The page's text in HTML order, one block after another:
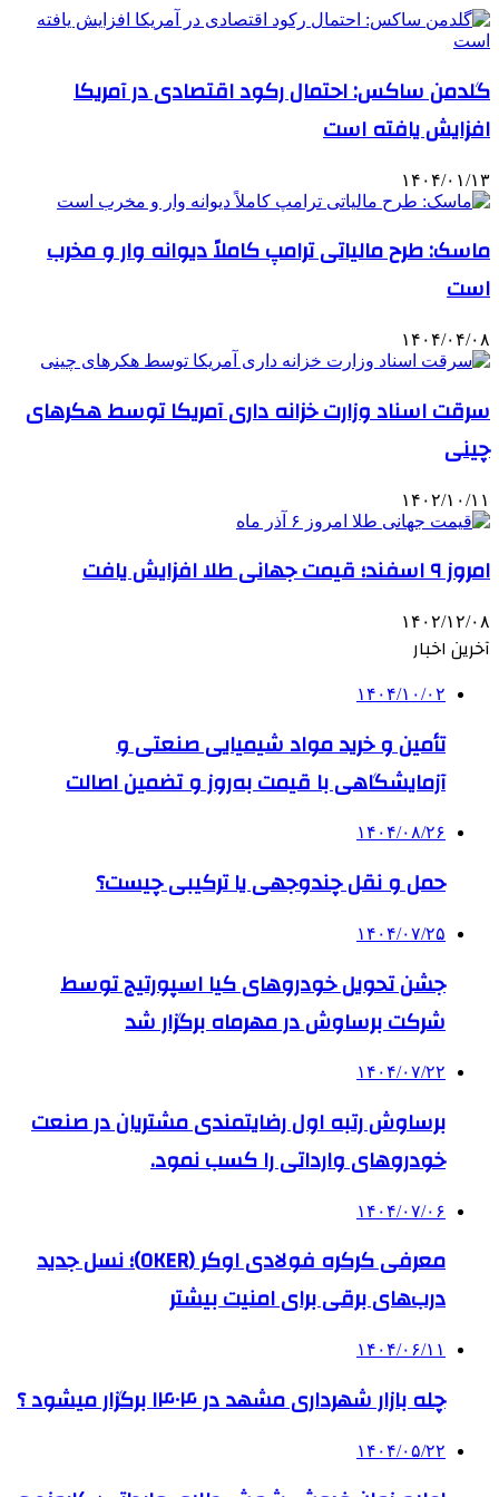
گلدمن ساکس: احتمال رکود اقتصادی در آمریکا
افزایش یافته است
۱۴۰۴/۰۱/۱۳
ماسک: طرح مالیاتی ترامپ کاملاً دیوانه وار و مخرب
است
۱۴۰۴/۰۴/۰۸
سرقت اسناد وزارت خزانه داری آمریکا توسط هکرهای
چینی
۱۴۰۲/۱۰/۱۱
امروز ۹ اسفند؛ قیمت جهانی طلا افزایش یافت
۱۴۰۲/۱۲/۰۸
آخرین اخبار
۱۴۰۴/۱۰/۰۲
تأمین و خرید مواد شیمیایی صنعتی و
آزمایشگاهی با قیمت به‌روز و تضمین اصالت
۱۴۰۴/۰۸/۲۶
حمل و نقل چندوجهی یا ترکیبی چیست؟
۱۴۰۴/۰۷/۲۵
جشن تحویل خودروهای کیا اسپورتیج توسط
شرکت برساوش در مهرماه برگزار شد
۱۴۰۴/۰۷/۲۲
برساوش رتبه اول رضایتمندی مشتریان در صنعت
خودروهای وارداتی را کسب نمود.
۱۴۰۴/۰۷/۰۶
معرفی کرکره فولادی اوکر (OKER)؛ نسل جدید
درب‌های برقی برای امنیت بیشتر
۱۴۰۴/۰۶/۱۱
چله بازار شهرداری مشهد در ۱۴۰۴ برگزار میشود ؟
۱۴۰۴/۰۵/۲۲